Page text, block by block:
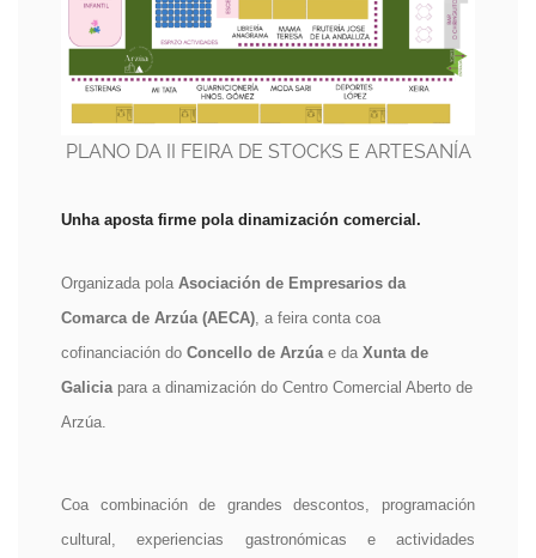
PLANO DA II FEIRA DE STOCKS E ARTESANÍA
Unha aposta firme pola dinamización comercial.
Organizada pola Asociación de Empresarios da
Comarca de Arzúa (AECA) , a feira conta coa
cofinanciación do Concello de Arzúa e da Xunta de
Galicia para a dinamización do Centro Comercial Aberto de
Arzúa.
Coa combinación de grandes descontos, programación
cultural, experiencias gastronómicas e actividades